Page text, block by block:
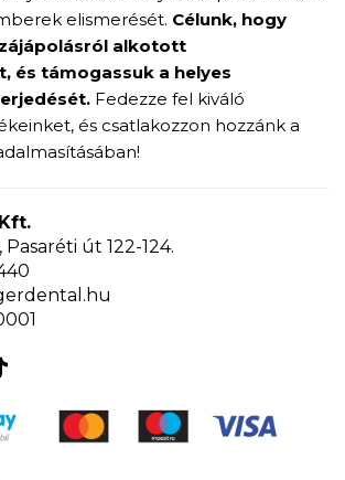
elismerését. Célunk, hogy
alkotott
és támogassuk a helyes
Fedezze fel kiváló
és csatlakozzon hozzánk a
út 122-124.